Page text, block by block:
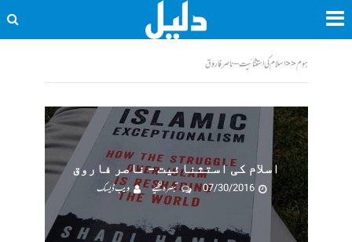
ہوم<<اسلام کی استثنائیت – ناصر فاروق
اسلام کی استثنائیت – ناصر فاروق
07/30/2016
تبصرہ لکھیے ویب ڈیسک